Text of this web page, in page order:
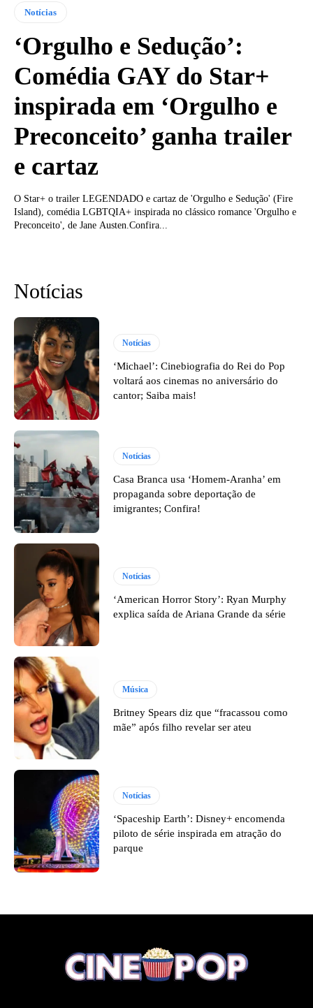
Notícias
‘Orgulho e Sedução’:
Comédia GAY do Star+
inspirada em ‘Orgulho e
Preconceito’ ganha trailer
e cartaz
O Star+ o trailer LEGENDADO e cartaz de 'Orgulho e Sedução' (Fire
Island), comédia LGBTQIA+ inspirada no clássico romance 'Orgulho e
Preconceito', de Jane Austen.Confira...
Notícias
Notícias
‘Michael’: Cinebiografia do Rei do Pop
voltará aos cinemas no aniversário do
cantor; Saiba mais!
Notícias
Casa Branca usa ‘Homem-Aranha’ em
propaganda sobre deportação de
imigrantes; Confira!
Notícias
‘American Horror Story’: Ryan Murphy
explica saída de Ariana Grande da série
Música
Britney Spears diz que “fracassou como
mãe” após filho revelar ser ateu
Notícias
‘Spaceship Earth’: Disney+ encomenda
piloto de série inspirada em atração do
parque